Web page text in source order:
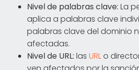
Nivel de palabras clave: La
aplica a palabras clave
palabras clave del dominio
afectadas.
Nivel de URL: las URLo